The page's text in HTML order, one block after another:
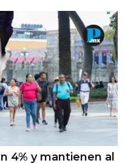
4% y mantienen al